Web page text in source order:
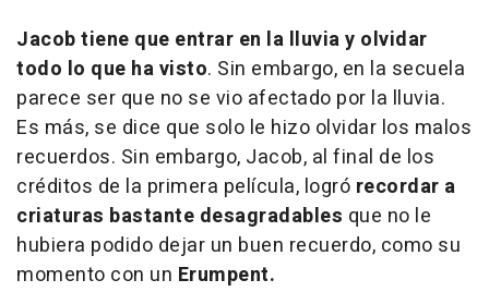
Jacob tiene que entrar en la lluvia y olvidar
todo lo que ha visto. Sin embargo, en la secuela
parece ser que no se vio afectado por la lluvia.
Es más, se dice que solo le hizo olvidar los malos
recuerdos. Sin embargo, Jacob, al final de los
créditos de la primera película, logró recordar a
criaturas bastante desagradables que no le
hubiera podido dejar un buen recuerdo, como su
momento con un Erumpent.